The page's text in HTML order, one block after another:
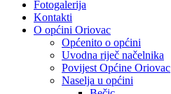
Fotogalerija
Kontakti
O općini Oriovac
Općenito o općini
Uvodna riječ načelnika
Povijest Općine Oriovac
Naselja u općini